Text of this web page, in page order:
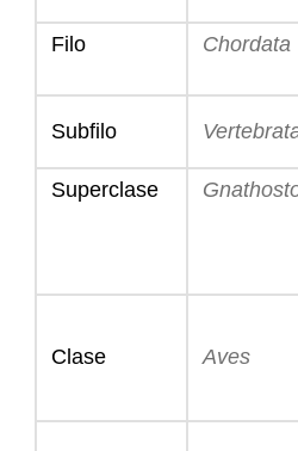
Filo Chordata
Subfilo
Superclase
Clase Aves